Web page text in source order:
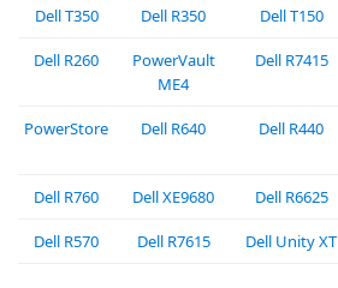
Dell T350 Dell R350 Dell T150
Dell R260
PowerVault
ME4
Dell R7415
PowerStore Dell R640 Dell R440
Dell R760 Dell XE9680 Dell R6625
Dell R570 Dell R7615 Dell Unity XT